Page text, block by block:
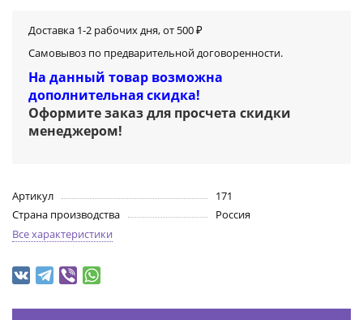
Доставка 1-2 рабочих дня, от 500 ₽
Самовывоз по предварительной договоренности.
На данный товар возможна
дополнительная скидка!
Оформите заказ для просчета скидки
менеджером!
Артикул
171
Страна производства
Россия
Все характеристики